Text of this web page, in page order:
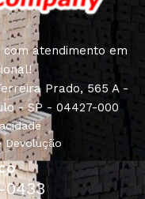
atendimento em
Prado, 565 A -
- SP - 04427-000
Devolução
0433